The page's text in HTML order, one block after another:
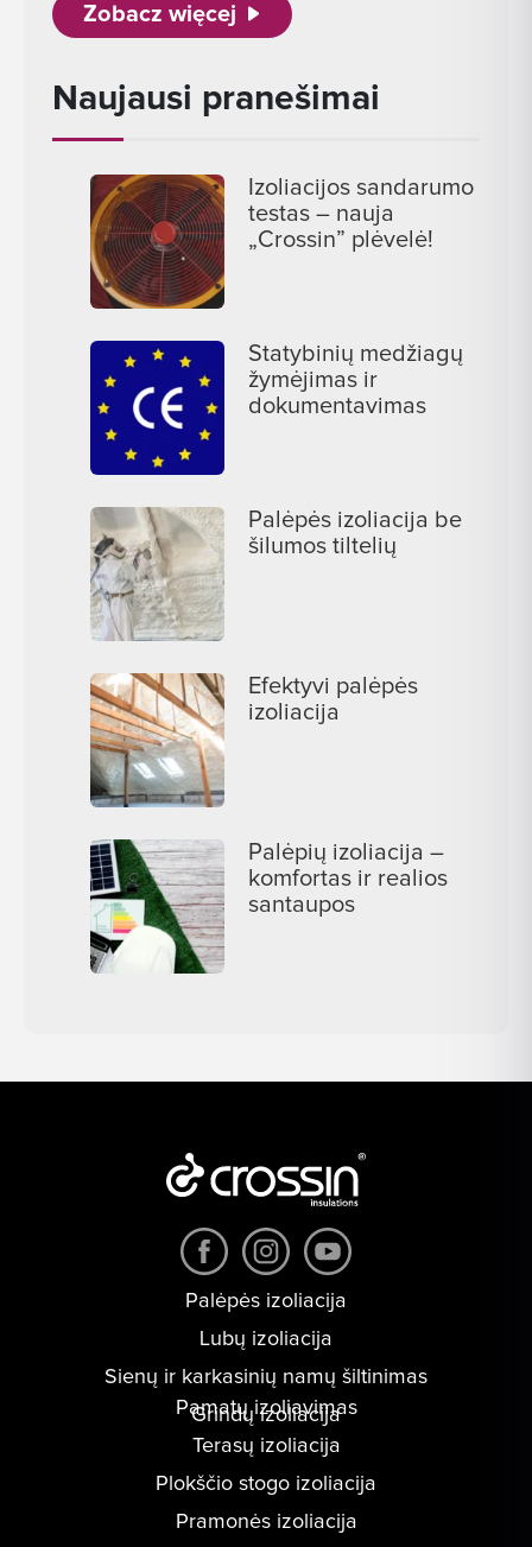
Zobacz więcej
Naujausi pranešimai
Izoliacijos sandarumo
testas – nauja
„Crossin” plėvelė!
Statybinių medžiagų
žymėjimas ir
dokumentavimas
Palėpės izoliacija be
šilumos tiltelių
Efektyvi palėpės
izoliacija
Palėpių izoliacija –
komfortas ir realios
santaupos
Palėpės izoliacija
Lubų izoliacija
Sienų ir karkasinių namų šiltinimas
Grindų izoliacija
Pamatų izoliavimas
Terasų izoliacija
Plokščio stogo izoliacija
Pramonės izoliacija